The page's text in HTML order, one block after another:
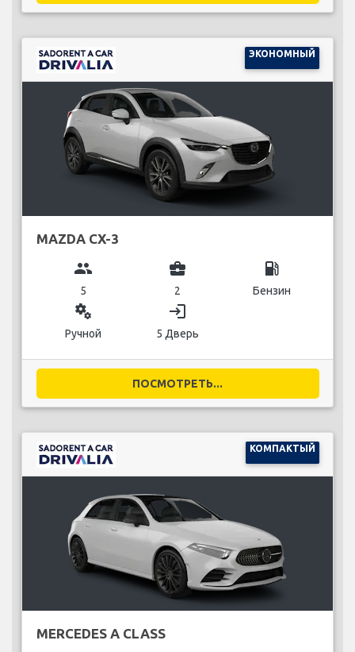
ЭКОНОМНЫЙ
MAZDA CX-3
group
5
business_center
2
local_gas_station
Бензин
miscellaneous_services
Ручной
login
5 Дверь
ПОСМОТРЕТЬ...
КОМПАКТЫЙ
MERCEDES A CLASS